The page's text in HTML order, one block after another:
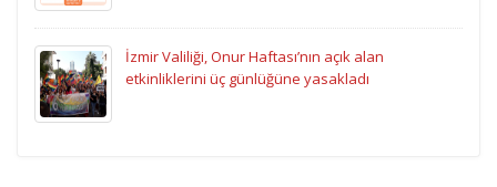
İzmir Valiliği, Onur Haftası’nın açık alan
etkinliklerini üç günlüğüne yasakladı